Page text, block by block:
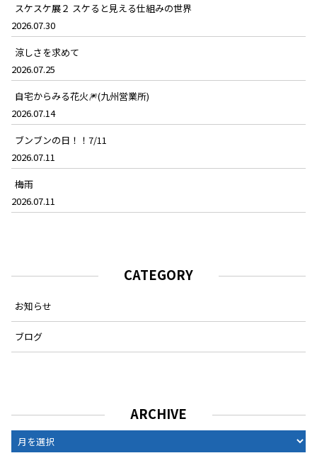
スケスケ展２ スケると見える仕組みの世界
2026.07.30
涼しさを求めて
2026.07.25
自宅からみる花火🎆(九州営業所)
2026.07.14
ブンブンの日！！7/11
2026.07.11
梅雨
2026.07.11
CATEGORY
お知らせ
ブログ
ARCHIVE
ARCHIVE